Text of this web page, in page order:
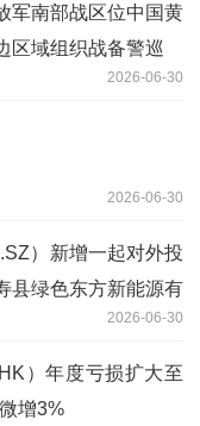
军南部战区位中国黄
区域组织战备警巡
2026-06-30
2026-06-30
）新增一起对外投
县绿色东方新能源有
2026-06-30
）年度亏损扩大至
增3%